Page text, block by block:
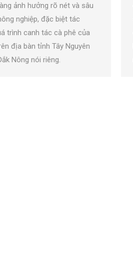
ảnh hưởng rõ nét và sâu
nghiệp, đặc biệt tác
trình canh tác cà phê của
địa bàn tỉnh Tây Nguyên
Nông nói riêng.